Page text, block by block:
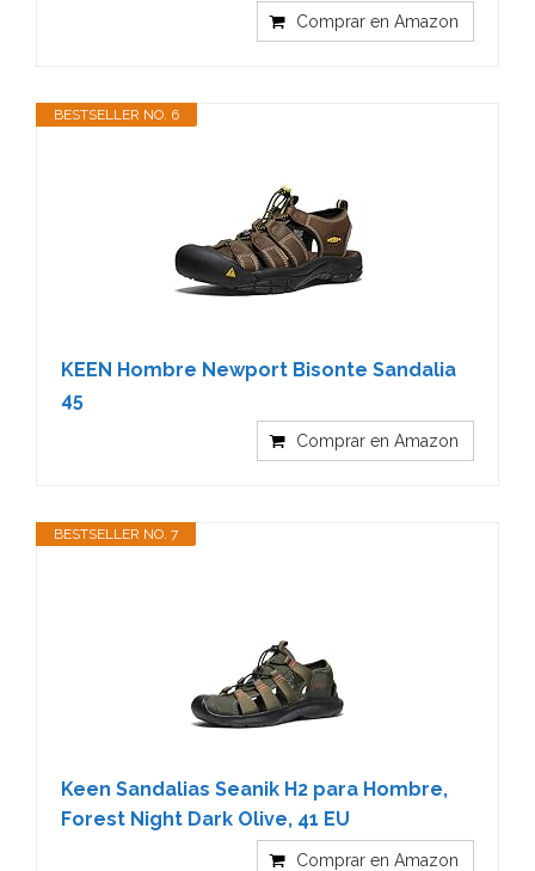
Comprar en Amazon
BESTSELLER NO. 6
KEEN Hombre Newport Bisonte Sandalia
45
Comprar en Amazon
BESTSELLER NO. 7
Keen Sandalias Seanik H2 para Hombre,
Forest Night Dark Olive, 41 EU
Comprar en Amazon